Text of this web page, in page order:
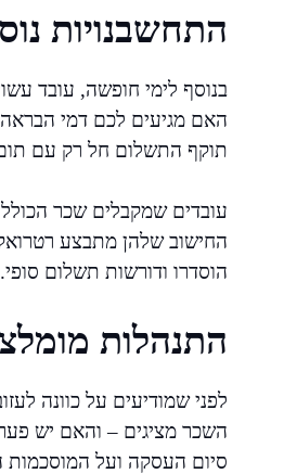
התחשבנויות
בנוסף לימי חופשה, עובד
האם מגיעים לכם דמי
תוקף התשלום חל רק עם
עובדים שמקבלים שכר הכולל
החישוב שלהן מתבצע
הוסדרו ודורשות תשלום סופי.
התנהלות
לפני שמודיעים על כוונה
השכר מציגים – והאם יש
סיום העסקה ועל המוסכמות